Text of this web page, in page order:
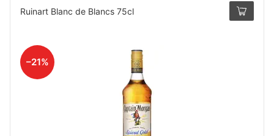
Ruinart Blanc de Blancs 75cl
–21%